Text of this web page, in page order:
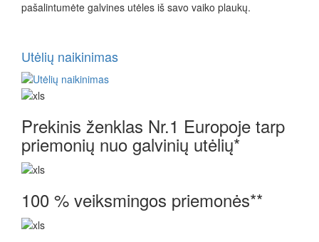
pašalintumėte galvines utėles iš savo vaiko plaukų.
Utėlių naikinimas
Prekinis ženklas Nr.1 Europoje tarp
priemonių nuo galvinių utėlių*
100 % veiksmingos priemonės**